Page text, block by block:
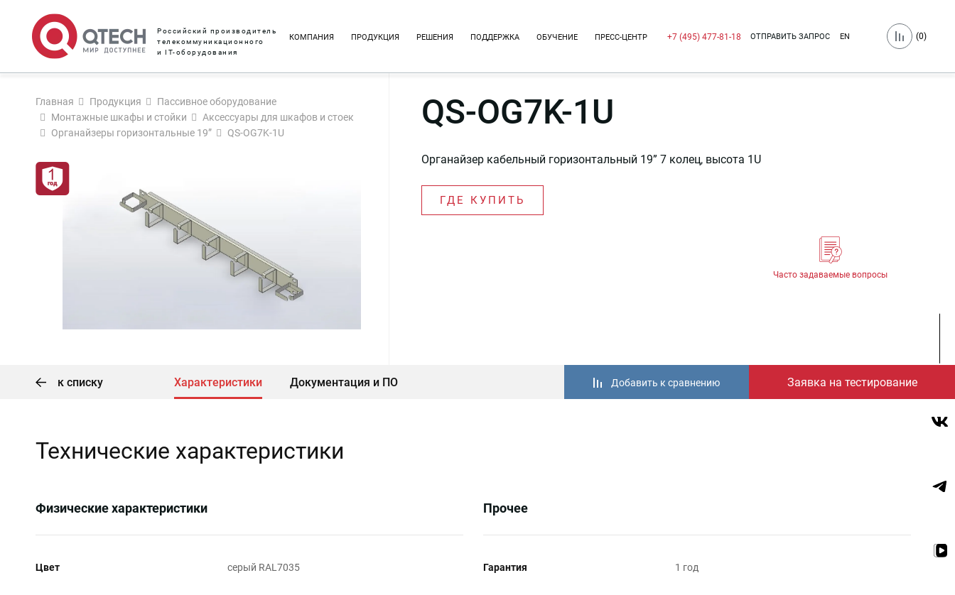
Российский производитель
телекоммуникационного
и IT-оборудования
КОМПАНИЯ ПРОДУКЦИЯ РЕШЕНИЯ ПОДДЕРЖКА ОБУЧЕНИЕ ПРЕСС-ЦЕНТР +7 (495) 477-81-18 ОТПРАВИТЬ ЗАПРОС EN (0)
Главная Продукция
Пассивное оборудование
Монтажные шкафы и стойки
Аксессуары для шкафов и стоек
Органайзеры горизонтальные 19”
QS-OG7K-1U
QS-OG7K-1U
Органайзер кабельный горизонтальный 19” 7 колец, высота 1U
ГДЕ КУПИТЬ
Часто задаваемые вопросы
к списку Характеристики Документация и ПО Заявка на тестирование
Добавить к сравнению
Технические характеристики
Физические характеристики
Цвет серый RAL7035
Прочее
Гарантия 1 год